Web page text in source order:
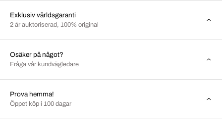
Exklusiv världsgaranti
2 år auktoriserad, 100% original
Osäker på något?
Fråga vår kundvägledare
Prova hemma!
Öppet köp i 100 dagar